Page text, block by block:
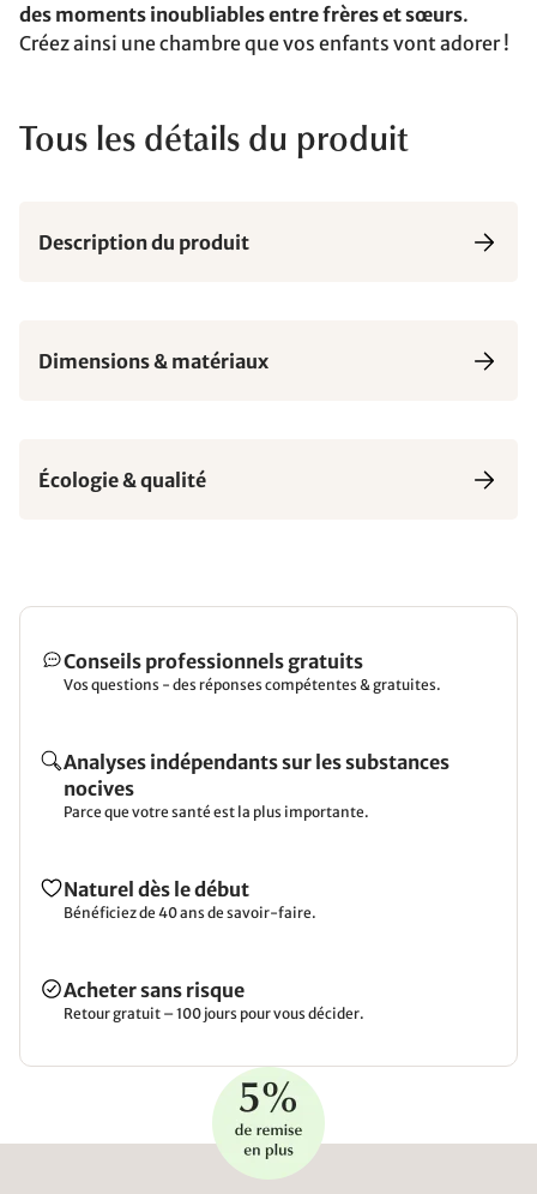
des moments inoubliables entre frères et sœurs.
Créez ainsi une chambre que vos enfants vont adorer !
Tous les détails du produit
Description du produit
Dimensions & matériaux
Écologie & qualité
Conseils professionnels gratuits
Vos questions - des réponses compétentes & gratuites.
Analyses indépendants sur les substances
nocives
Parce que votre santé est la plus importante.
Naturel dès le début
Bénéficiez de 40 ans de savoir-faire.
Acheter sans risque
Retour gratuit – 100 jours pour vous décider.